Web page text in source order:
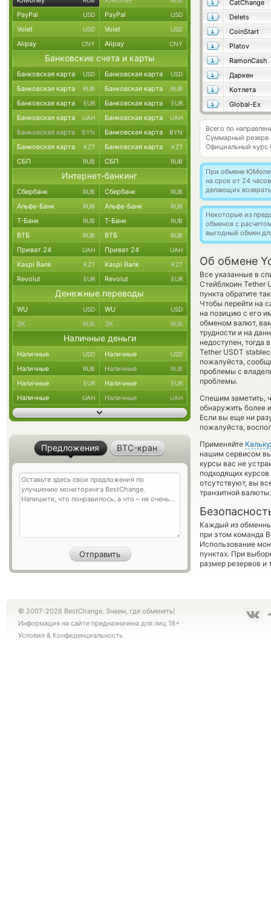
CatChange
Delets
CoinStart
Platov
RamonCash
Даркен
Котлета
Global-Ex
Всего по
Суммарный резерв
Официальный курс
При обмене
на срок от 24
делающих
Некоторые из
обменов с
выгодный обмен
Об обмене
Все указанные в
Стейблкоин Tether
пункта обратите
Чтобы перейти на
на позицию с его
обменом валют,
трудности и на
недоступен, тогда
Tether USDT
пожалуйста,
проблемы с
проблемы.
Спешим заметить,
обнаружить более
Если вы еще ни
пожалуйста,
Применяйте
нашим сервисом
курсы вас не
подходящих
отсутствуют, вы
транзитной валюты.
Каждый из
при этом команда
Использование
пунктах. При
размер резервов и
PayPal USD PayPal USD
Volet USD Volet USD
Alipay CNY Alipay CNY
Банковские счета и карты
Банковская карта USD Банковская карта USD
Банковская карта RUB Банковская карта RUB
Банковская карта EUR Банковская карта EUR
Банковская карта UAH Банковская карта UAH
Банковская карта BYN Банковская карта BYN
Банковская карта KZT Банковская карта KZT
СБП RUB СБП RUB
Интернет-банкинг
Сбербанк RUB Сбербанк RUB
Альфа-Банк RUB Альфа-Банк RUB
Т-Банк RUB Т-Банк RUB
ВТБ RUB ВТБ RUB
Приват 24 UAH Приват 24 UAH
Kaspi Bank KZT Kaspi Bank KZT
Revolut EUR Revolut EUR
Денежные переводы
WU USD WU USD
ЗК RUB ЗК RUB
Наличные деньги
Наличные USD Наличные USD
Наличные RUB Наличные RUB
Наличные EUR Наличные EUR
Наличные UAH Наличные UAH
Предложения BTC-кран
© 2007-2026 BestChange. Знаем, где обменять!
Информация на сайте предназначена для лиц 18+
Условия & Конфиденциальность